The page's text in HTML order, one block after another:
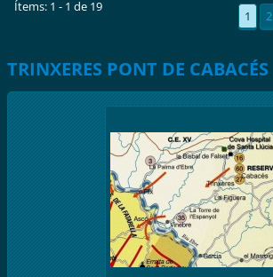
Ítems: 1 - 1 de 19
1 2
TRINXERES PONT DE CABACÉS